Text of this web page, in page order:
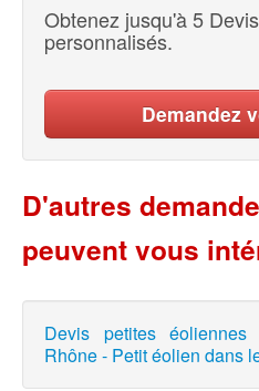
Obtenez jusqu'à 5
personnalisés.
Demandez
D'autres
peuvent vous
Devis petites
Rhône - Petit éolien dans